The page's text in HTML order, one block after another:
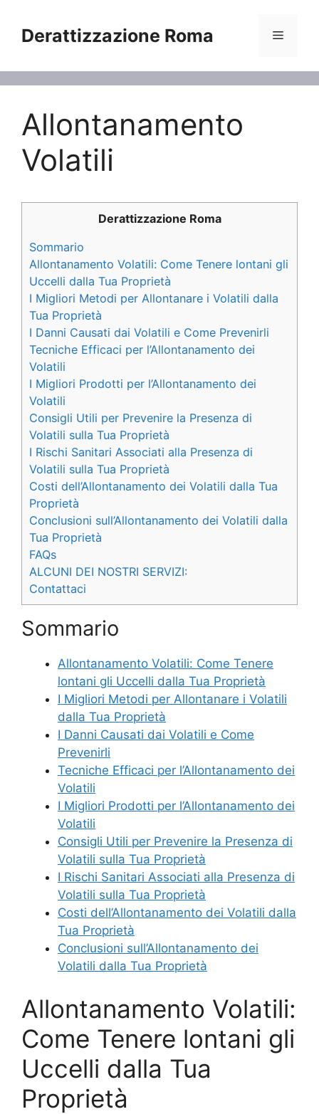
contenuto
Derattizzazione Roma Menu
Allontanamento
Volatili
Derattizzazione Roma
Sommario
Allontanamento Volatili: Come Tenere lontani gli
Uccelli dalla Tua Proprietà
I Migliori Metodi per Allontanare i Volatili dalla
Tua Proprietà
I Danni Causati dai Volatili e Come Prevenirli
Tecniche Efficaci per l’Allontanamento dei
Volatili
I Migliori Prodotti per l’Allontanamento dei
Volatili
Consigli Utili per Prevenire la Presenza di
Volatili sulla Tua Proprietà
I Rischi Sanitari Associati alla Presenza di
Volatili sulla Tua Proprietà
Costi dell’Allontanamento dei Volatili dalla Tua
Proprietà
Conclusioni sull’Allontanamento dei Volatili dalla
Tua Proprietà
FAQs
ALCUNI DEI NOSTRI SERVIZI:
Contattaci
Sommario
Allontanamento Volatili: Come Tenere
lontani gli Uccelli dalla Tua Proprietà
I Migliori Metodi per Allontanare i Volatili
dalla Tua Proprietà
I Danni Causati dai Volatili e Come
Prevenirli
Tecniche Efficaci per l’Allontanamento dei
Volatili
I Migliori Prodotti per l’Allontanamento dei
Volatili
Consigli Utili per Prevenire la Presenza di
Volatili sulla Tua Proprietà
I Rischi Sanitari Associati alla Presenza di
Volatili sulla Tua Proprietà
Costi dell’Allontanamento dei Volatili dalla
Tua Proprietà
Conclusioni sull’Allontanamento dei
Volatili dalla Tua Proprietà
Allontanamento Volatili:
Come Tenere lontani gli
Uccelli dalla Tua
Proprietà